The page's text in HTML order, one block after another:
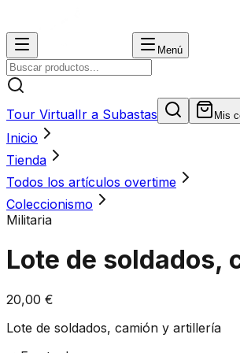
Menú
Tour VirtualIr a Subastas Mis
Inicio
Tienda
Todos los artículos overtime
Coleccionismo
Militaria
Lote de soldados,
20,00 €
Lote de soldados, camión y artillería